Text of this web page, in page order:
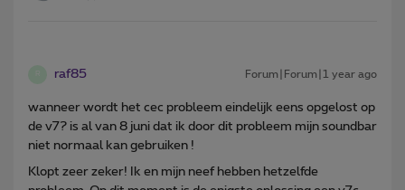
raf85 Forum|Forum|1 year ago
wanneer wordt het cec probleem eindelijk eens opgelost op
de v7? is al van 8 juni dat ik door dit probleem mijn soundbar
niet normaal kan gebruiken !
Klopt zeer zeker! Ik en mijn neef hebben hetzelfde